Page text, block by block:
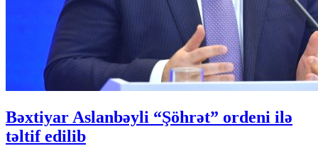
Bəxtiyar Aslanbəyli “Şöhrət” ordeni ilə
təltif edilib